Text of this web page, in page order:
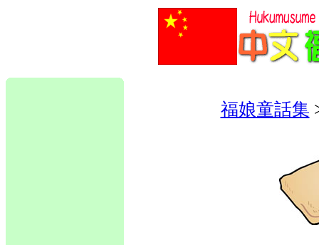
福娘童話集